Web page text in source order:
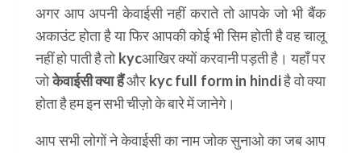
अगर आप अपनी केवाईसी नहीं कराते तो आपके जो भी बैंक
अकाउंट होता है या फिर आपकी कोई भी सिम होती है वह चालू
नहीं हो पाती है तो kycआखिर क्यों करवानी पड़ती है। यहाँ पर
जोकेवाईसी क्या हैंऔर kyc full form in hindi है वो क्या
होता है हम इन सभी चीज़ो के बारे में जानेगे।
आप सभी लोगों ने केवाईसी का नाम जोक सुनाओ का जब आप